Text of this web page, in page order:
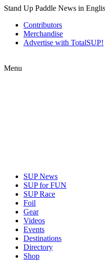
Stand Up Paddle News in
Contributors
Merchandise
Advertise with TotalSUP!
Menu
SUP News
SUP for FUN
SUP Race
Foil
Gear
Videos
Events
Destinations
Directory
Shop